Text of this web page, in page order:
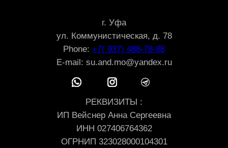
г. Уфа
ул. Коммунистическая, д. 78
Phone: +7( 937) 488-78-88
E-mail: su.and.mo@yandex.ru
РЕКВИЗИТЫ :
ИП Вейснер Анна Сергеевна
ИНН 027406764362
ОГРНИП 323028000104301